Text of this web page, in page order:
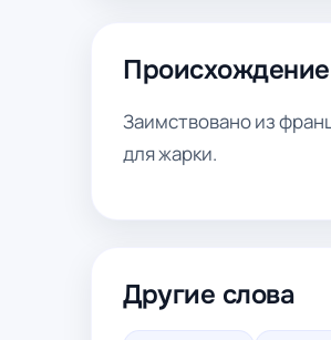
Происхождение
Заимствовано из
для жарки.
Другие слова